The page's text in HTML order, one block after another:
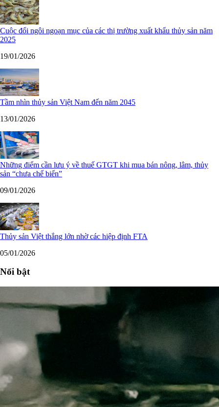
Cuộc đổi ngôi ngoạn mục của các thị trường xuất khẩu thủy sản năm
2025
19/01/2026
Tầm nhìn thủy sản Việt Nam đến năm 2045
13/01/2026
Những điểm cần lưu ý về thuế GTGT khi mua bán nông, lâm, thủy
sản “chưa chế biến”
09/01/2026
Thủy sản Việt thắng lớn nhờ các hiệp định FTA
05/01/2026
Nổi bật